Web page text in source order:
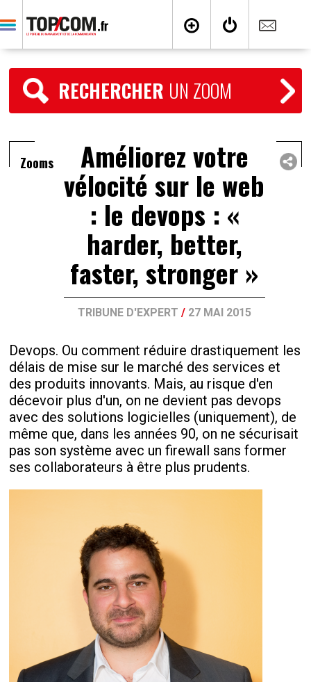
RECHERCHER UN ZOOM
Zooms Améliorez votre
vélocité sur le web
: le devops : «
harder, better,
faster, stronger »
TRIBUNE D'EXPERT / 27 MAI 2015
Devops. Ou comment réduire drastiquement les
délais de mise sur le marché des services et
des produits innovants. Mais, au risque d'en
décevoir plus d'un, on ne devient pas devops
avec des solutions logicielles (uniquement), de
même que, dans les années 90, on ne sécurisait
pas son système avec un firewall sans former
ses collaborateurs à être plus prudents.